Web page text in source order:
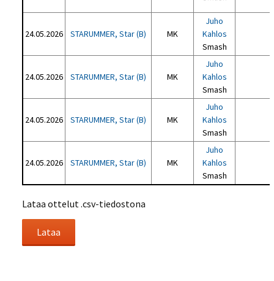
24.05.2026 STARUMMER, Star (B) MK
Juho
Kahlos
Smash
24.05.2026 STARUMMER, Star (B) MK
Juho
Kahlos
Smash
24.05.2026 STARUMMER, Star (B) MK
Juho
Kahlos
Smash
24.05.2026 STARUMMER, Star (B) MK
Juho
Kahlos
Smash
Lataa ottelut .csv-tiedostona